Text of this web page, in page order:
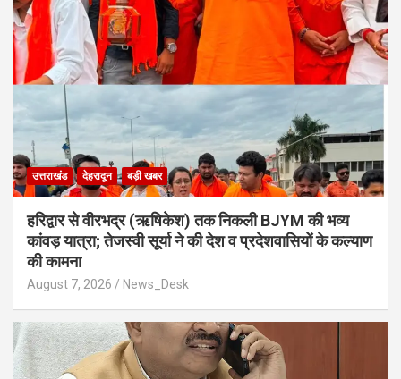
उत्तराखंड देहरादून बड़ी खबर
​हरिद्वार से वीरभद्र (ऋषिकेश) तक निकली BJYM की भव्य
कांवड़ यात्रा; तेजस्वी सूर्या ने की देश व प्रदेशवासियों के कल्याण
की कामना
August 7, 2026 News_Desk